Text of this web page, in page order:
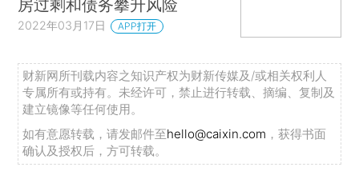
房过剩和债务攀升风险
2022年03月17日 APP打开
财新网所刊载内容之知识产权为财新传媒及/或相关权利人
专属所有或持有。未经许可，禁止进行转载、摘编、复制及
建立镜像等任何使用。
如有意愿转载，请发邮件至hello@caixin.com ，获得书面
确认及授权后，方可转载。